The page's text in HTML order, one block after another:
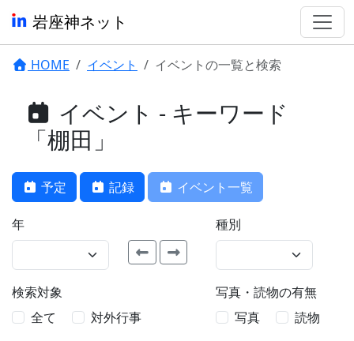
岩座神ネット
HOME イベント イベントの一覧と検索
イベント - キーワード
「棚田」
予定 記録 イベント一覧
年 種別
検索対象
全て
対外行事
写真・読物の有無
写真
読物